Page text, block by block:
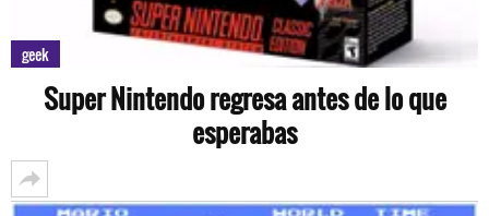
geek
Super Nintendo regresa antes de lo que
esperabas